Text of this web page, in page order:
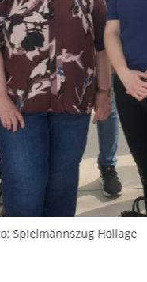
Spielmannszug Hollage